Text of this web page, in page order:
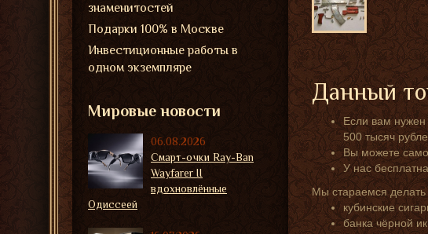
Данный
Если вам
500 тысяч
Вы можете
У нас
Мы стараемся делать
кубинские
банка чёрной
знаменитостей
Подарки 100% в Москве
Инвестиционные работы в
одном экземпляре
Мировые новости
06.08.2026
Смарт-очки Ray-Ban
Wayfarer II
вдохновлённые
Одиссеей